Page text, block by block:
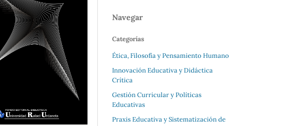
Navegar
Categorías
Ética, Filosofía y Pensamiento Humano
Innovación Educativa y Didáctica
Crítica
Gestión Curricular y Políticas
Educativas
Praxis Educativa y Sistematización de